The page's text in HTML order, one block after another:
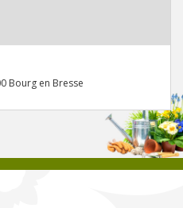
Bourg en Bresse